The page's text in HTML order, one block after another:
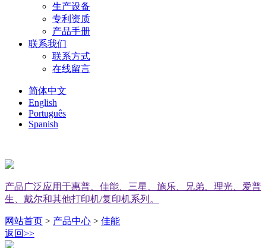
生产设备
专利资质
产品手册
联系我们
联系方式
在线留言
简体中文
English
Português
Spanish
产品广泛应用于惠普、佳能、三星、施乐、兄弟、理光、爱普
生、戴尔和其他打印机/复印机系列。
网站首页 > 产品中心 > 佳能
返回>>